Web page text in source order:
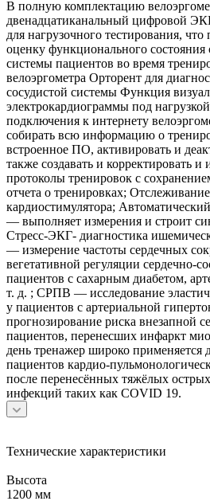
В полную комплектацию
двенадцатиканальный цифровой
для нагрузочного тестирования, что
оценку функционального состояния
системы пациентов во время
велоэргометра Орторент для
сосудистой системы Функция
электрокардиограммы под
подключения к интернету
собирать всю информацию о
встроенное ПО, активировать и
также создавать и корректировать
протоколы тренировок с
отчета о тренировках;
кардиостимулятора;
— выполняет измерения и строит
Стресс-ЭКГ- диагностика
— измерение частоты сердечных
вегетативной регуляции сердечно-
пациентов с сахарным диабетом,
т. д. ; СРПВ — исследование
у пациентов с артериальной
прогнозирование риска внезапной
пациентов, перенесших инфаркт
день тренажер широко применяется
пациентов кардио-
после перенесённых тяжёлых
инфекций таких как COVID 19.
Технические характеристики
Высота
1200 мм